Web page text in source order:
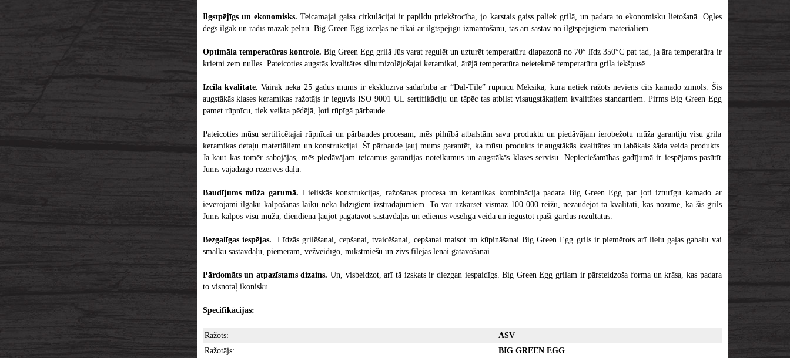
Ilgstpējīgs un ekonomisks. Teicamajai gaisa cirkulācijai ir papildu priekšrocība, jo karstais gaiss paliek grilā, un padara to ekonomisku lietošanā. Ogles
degs ilgāk un radīs mazāk pelnu. Big Green Egg izceļās ne tikai ar ilgtspējīgu izmantošanu, tas arī sastāv no ilgtspējīgiem materiāliem.
Optimāla temperatūras kontrole. Big Green Egg grilā Jūs varat regulēt un uzturēt temperatūru diapazonā no 70° līdz 350°C pat tad, ja āra temperatūra ir
krietni zem nulles. Pateicoties augstās kvalitātes siltumizolējošajai keramikai, ārējā temperatūra neietekmē temperatūru grila iekšpusē.
Izcila kvalitāte. Vairāk nekā 25 gadus mums ir ekskluzīva sadarbība ar “Dal-Tile” rūpnīcu Meksikā, kurā netiek ražots neviens cits kamado zīmols. Šis
augstākās klases keramikas ražotājs ir ieguvis ISO 9001 UL sertifikāciju un tāpēc tas atbilst visaugstākajiem kvalitātes standartiem. Pirms Big Green Egg
pamet rūpnīcu, tiek veikta pēdējā, ļoti rūpīgā pārbaude.
Pateicoties mūsu sertificētajai rūpnīcai un pārbaudes procesam, mēs pilnībā atbalstām savu produktu un piedāvājam ierobežotu mūža garantiju visu grila
keramikas detaļu materiāliem un konstrukcijai. Šī pārbaude ļauj mums garantēt, ka mūsu produkts ir augstākās kvalitātes un labākais šāda veida produkts.
Ja kaut kas tomēr sabojājas, mēs piedāvājam teicamus garantijas noteikumus un augstākās klases servisu. Nepieciešamības gadījumā ir iespējams pasūtīt
Jums vajadzīgo rezerves daļu.
Baudījums mūža garumā. Lieliskās konstrukcijas, ražošanas procesa un keramikas kombinācija padara Big Green Egg par ļoti izturīgu kamado ar
ievērojami ilgāku kalpošanas laiku nekā līdzīgiem izstrādājumiem. To var uzkarsēt vismaz 100 000 reižu, nezaudējot tā kvalitāti, kas nozīmē, ka šis grils
Jums kalpos visu mūžu, diendienā ļaujot pagatavot sastāvdaļas un ēdienus veselīgā veidā un iegūstot īpaši gardus rezultātus.
Bezgalīgas iespējas.
Līdzās grilēšanai, cepšanai, tvaicēšanai, cepšanai maisot un kūpināšanai Big Green Egg grils ir piemērots arī lielu gaļas gabalu vai
smalku sastāvdaļu, piemēram, vēžveidīgo, mīkstmiešu un zivs filejas lēnai gatavošanai.
Pārdomāts un atpazīstams dizains. Un, visbeidzot, arī tā izskats ir diezgan iespaidīgs. Big Green Egg grilam ir pārsteidzoša forma un krāsa, kas padara
to visnotaļ ikonisku.
Specifikācijas:
Ražots:
ASV
Ražotājs:
BIG GREEN EGG